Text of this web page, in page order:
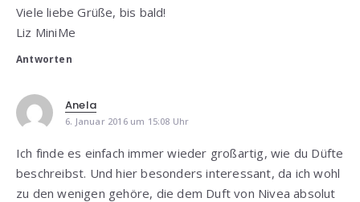
Viele liebe Grüße, bis bald!
Liz MiniMe
Antworten
Anela
6. Januar 2016 um 15:08 Uhr
Ich finde es einfach immer wieder großartig, wie du Düfte
beschreibst. Und hier besonders interessant, da ich wohl
zu den wenigen gehöre, die dem Duft von Nivea absolut